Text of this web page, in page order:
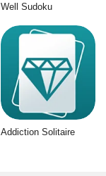
Well Sudoku
Addiction Solitaire